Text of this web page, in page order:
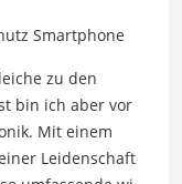
Smartphone
zu den
bin ich aber vor
Mit einem
Leidenschaft